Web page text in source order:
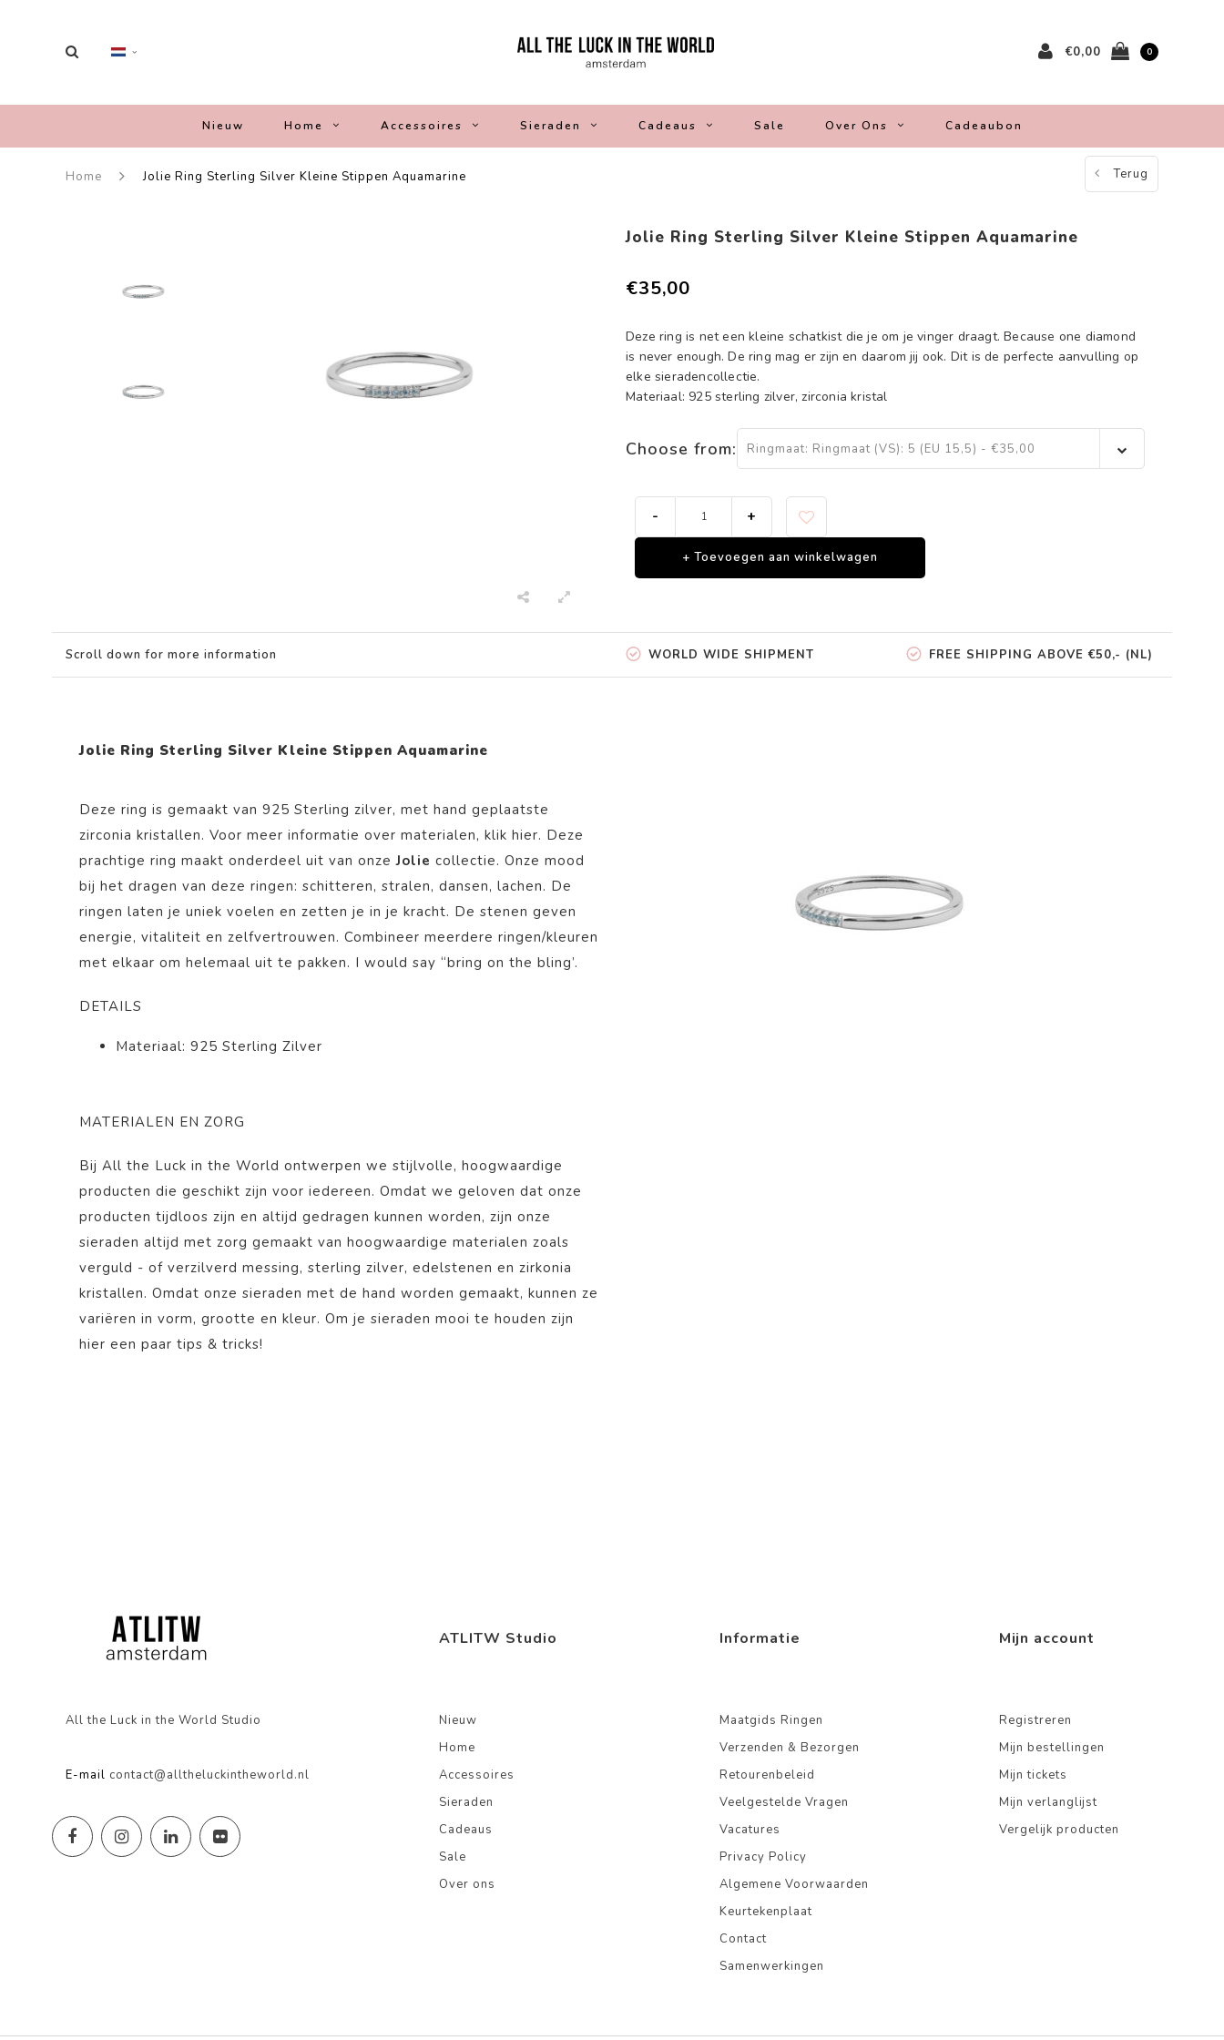
€0,00 0
Nieuw Home Accessoires Sieraden Cadeaus Sale Over Ons Cadeaubon
Home Jolie Ring Sterling Silver Kleine Stippen Aquamarine Terug
Jolie Ring Sterling Silver Kleine Stippen Aquamarine
€35,00
Deze ring is net een kleine schatkist die je om je vinger draagt. Because one diamond
is never enough. De ring mag er zijn en daarom jij ook. Dit is de perfecte aanvulling op
elke sieradencollectie.
Materiaal: 925 sterling zilver, zirconia kristal
Choose from: Ringmaat: Ringmaat (VS): 5 (EU 15,5) - €35,00
- +
+ Toevoegen aan winkelwagen
Scroll down for more information WORLD WIDE SHIPMENT FREE SHIPPING ABOVE €50,- (NL)
Jolie Ring Sterling Silver Kleine Stippen Aquamarine
Deze ring is gemaakt van 925 Sterling zilver, met hand geplaatste
zirconia kristallen. Voor meer informatie over materialen, klik hier. Deze
prachtige ring maakt onderdeel uit van onzeJolie collectie. Onze mood
bij het dragen van deze ringen: schitteren, stralen, dansen, lachen. De
ringen laten je uniek voelen en zetten je in je kracht. De stenen geven
energie, vitaliteit en zelfvertrouwen. Combineer meerdere ringen/kleuren
met elkaar om helemaal uit te pakken. I would say “bring on the bling’.
DETAILS
Materiaal: 925 Sterling Zilver
MATERIALEN EN ZORG
Bij All the Luck in the World ontwerpen we stijlvolle, hoogwaardige
producten die geschikt zijn voor iedereen. Omdat we geloven dat onze
producten tijdloos zijn en altijd gedragen kunnen worden, zijn onze
sieraden altijd met zorg gemaakt van hoogwaardige materialen zoals
verguld - of verzilverd messing, sterling zilver, edelstenen en zirkonia
kristallen. Omdat onze sieraden met de hand worden gemaakt, kunnen ze
variëren in vorm, grootte en kleur. Om je sieraden mooi te houden zijn
hier een paar tips & tricks!
All the Luck in the World Studio
E-mail contact@alltheluckintheworld.nl
ATLITW Studio
Nieuw
Home
Accessoires
Sieraden
Cadeaus
Sale
Over ons
Informatie
Maatgids Ringen
Verzenden & Bezorgen
Retourenbeleid
Veelgestelde Vragen
Vacatures
Privacy Policy
Algemene Voorwaarden
Keurtekenplaat
Contact
Samenwerkingen
Mijn account
Registreren
Mijn bestellingen
Mijn tickets
Mijn verlanglijst
Vergelijk producten